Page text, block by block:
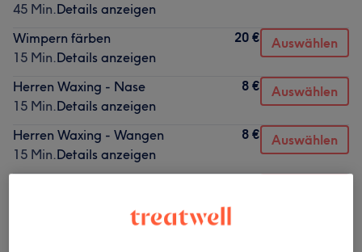
45 Min.Details anzeigen
Wimpern färben
15 Min.Details anzeigen
20 € Auswählen
Herren Waxing - Nase
15 Min.Details anzeigen
8 € Auswählen
Herren Waxing - Wangen
15 Min.Details anzeigen
8 € Auswählen
Details anzeigen